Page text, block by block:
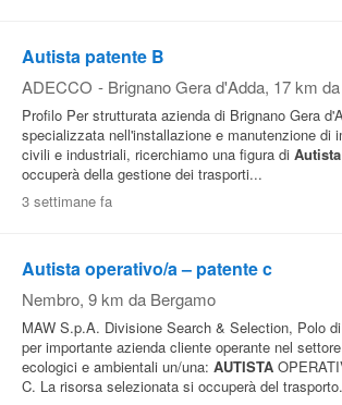
Autista patente B
ADECCO - Brignano Gera d'Adda, 17 km
Profilo Per strutturata azienda di Brignano Gera
specializzata nell'installazione e manutenzione di
civili e industriali, ricerchiamo una figura di Autista
occuperà della gestione dei trasporti...
3 settimane fa
Autista operativo/a – patente c
Nembro, 9 km da Bergamo
MAW S.p.A. Divisione Search & Selection, Polo
per importante azienda cliente operante nel
ecologici e ambientali un/una: AUTISTA
C. La risorsa selezionata si occuperà del